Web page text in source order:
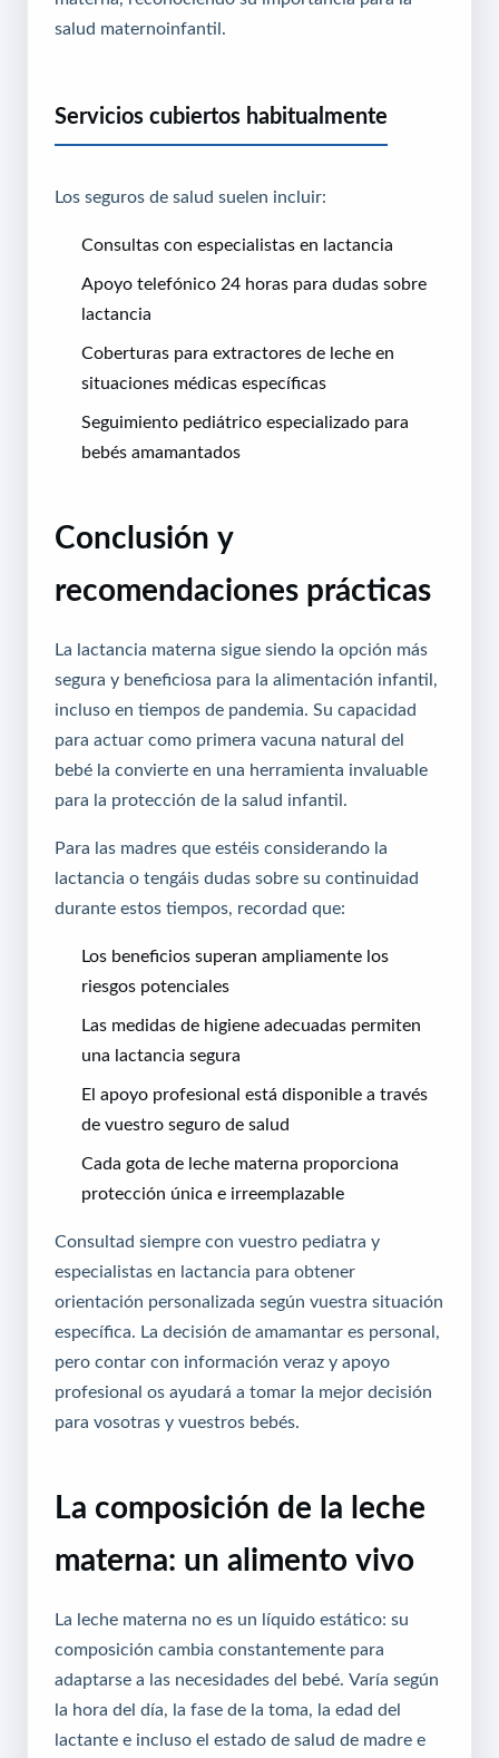
salud maternoinfantil.
Servicios cubiertos habitualmente
Los seguros de salud suelen incluir:
Consultas con especialistas en lactancia
Apoyo telefónico 24 horas para dudas sobre
lactancia
Coberturas para extractores de leche en
situaciones médicas específicas
Seguimiento pediátrico especializado para
bebés amamantados
Conclusión y
recomendaciones prácticas
La lactancia materna sigue siendo la opción más
segura y beneficiosa para la alimentación infantil,
incluso en tiempos de pandemia. Su capacidad
para actuar como primera vacuna natural del
bebé la convierte en una herramienta invaluable
para la protección de la salud infantil.
Para las madres que estéis considerando la
lactancia o tengáis dudas sobre su continuidad
durante estos tiempos, recordad que:
Los beneficios superan ampliamente los
riesgos potenciales
Las medidas de higiene adecuadas permiten
una lactancia segura
El apoyo profesional está disponible a través
de vuestro seguro de salud
Cada gota de leche materna proporciona
protección única e irreemplazable
Consultad siempre con vuestro pediatra y
especialistas en lactancia para obtener
orientación personalizada según vuestra situación
específica. La decisión de amamantar es personal,
pero contar con información veraz y apoyo
profesional os ayudará a tomar la mejor decisión
para vosotras y vuestros bebés.
La composición de la leche
materna: un alimento vivo
La leche materna no es un líquido estático: su
composición cambia constantemente para
adaptarse a las necesidades del bebé. Varía según
la hora del día, la fase de la toma, la edad del
lactante e incluso el estado de salud de madre e